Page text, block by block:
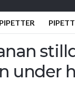
under